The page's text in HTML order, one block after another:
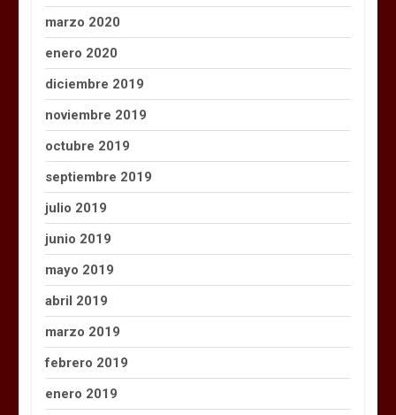
marzo 2020
enero 2020
diciembre 2019
noviembre 2019
octubre 2019
septiembre 2019
julio 2019
junio 2019
mayo 2019
abril 2019
marzo 2019
febrero 2019
enero 2019